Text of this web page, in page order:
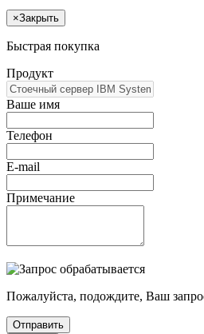
×Закрыть
Быстрая покупка
Продукт
Ваше имя
Телефон
E-mail
Примечание
Пожалуйста, подождите, Ваш
Отправить